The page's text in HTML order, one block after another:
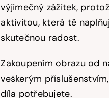
výjimečný zážitek,
aktivitou, která tě
skutečnou radost.
Zakoupením obrazu od
veškerým
díla potřebujete.